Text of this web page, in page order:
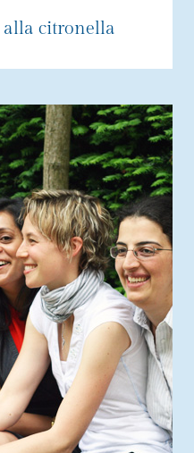
citronella